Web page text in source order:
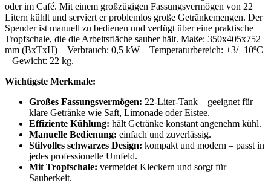
oder im Café. Mit einem großzügigen Fassungsvermögen von 22
Litern kühlt und serviert er problemlos große Getränkemengen. Der
Spender ist manuell zu bedienen und verfügt über eine praktische
Tropfschale, die die Arbeitsfläche sauber hält. Maße: 350x405x752
mm (BxTxH) – Verbrauch: 0,5 kW – Temperaturbereich: +3/+10ºC
– Gewicht: 22 kg.
Wichtigste Merkmale:
Großes Fassungsvermögen: 22-Liter-Tank – geeignet für
klare Getränke wie Saft, Limonade oder Eistee.
Effiziente Kühlung: hält Getränke konstant angenehm kühl.
Manuelle Bedienung: einfach und zuverlässig.
Stilvolles schwarzes Design: kompakt und modern – passt in
jedes professionelle Umfeld.
Mit Tropfschale: vermeidet Kleckern und sorgt für
Sauberkeit.